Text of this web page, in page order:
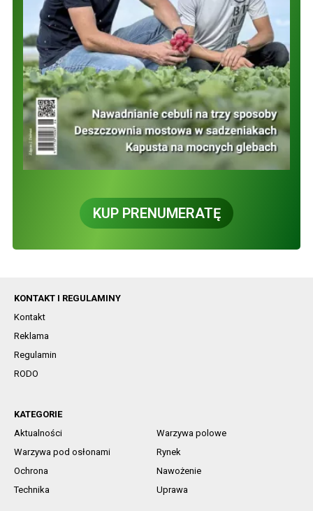
KUP PRENUMERATĘ
KONTAKT I REGULAMINY
Kontakt
Reklama
Regulamin
RODO
KATEGORIE
Aktualności
Warzywa polowe
Warzywa pod osłonami
Rynek
Ochrona
Nawożenie
Technika
Uprawa